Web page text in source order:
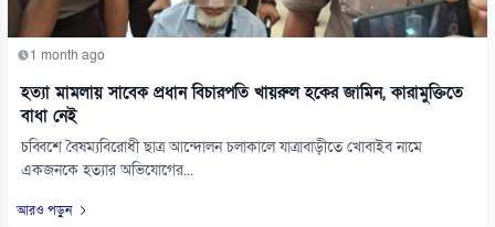
1 month ago
হত্যা মামলায় সাবেক প্রধান বিচারপতি খায়রুল হকের জামিন, কারামুক্তিতে
বাধা নেই
চব্বিশে বৈষম্যবিরোধী ছাত্র আন্দোলন চলাকালে যাত্রাবাড়ীতে খোবাইব নামে
একজনকে হত্যার অভিযোগের...
আরও পড়ুন